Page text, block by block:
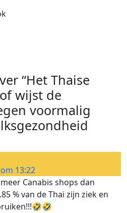
“Het Thaise
wijst de
voormalig
13:22
Canabis shops dan
% van de Thai zijn ziek en